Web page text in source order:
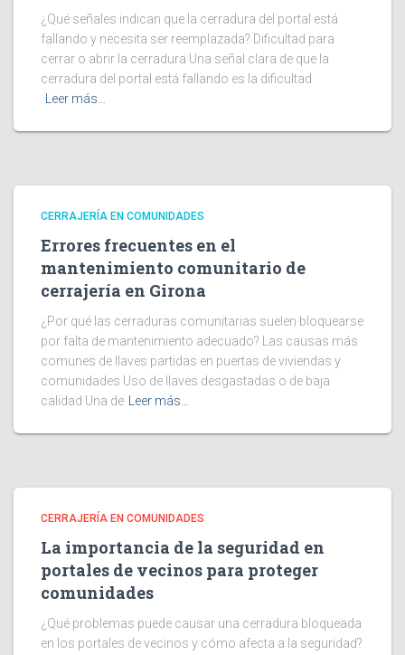
¿Qué señales indican que la cerradura del portal está
fallando y necesita ser reemplazada? Dificultad para
cerrar o abrir la cerradura Una señal clara de que la
cerradura del portal está fallando es la dificultad
Leer más…
CERRAJERÍA EN COMUNIDADES
Errores frecuentes en el
mantenimiento comunitario de
cerrajería en Girona
¿Por qué las cerraduras comunitarias suelen bloquearse
por falta de mantenimiento adecuado? Las causas más
comunes de llaves partidas en puertas de viviendas y
comunidades Uso de llaves desgastadas o de baja
calidad Una de
Leer más…
CERRAJERÍA EN COMUNIDADES
La importancia de la seguridad en
portales de vecinos para proteger
comunidades
¿Qué problemas puede causar una cerradura bloqueada
en los portales de vecinos y cómo afecta a la seguridad?